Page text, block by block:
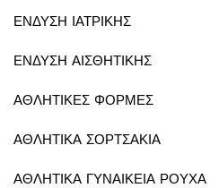
ΕΝΔΥΣΗ ΙΑΤΡΙΚΗΣ
ΕΝΔΥΣΗ ΑΙΣΘΗΤΙΚΗΣ
ΑΘΛΗΤΙΚΕΣ ΦΟΡΜΕΣ
ΑΘΛΗΤΙΚΑ ΣΟΡΤΣΑΚΙΑ
ΑΘΛΗΤΙΚΑ ΓΥΝΑΙΚΕΙΑ ΡΟΥΧΑ